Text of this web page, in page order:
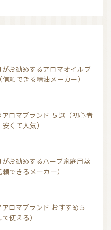
頼できる精油メーカー）
くて人気）
できるメーカー）
使える）